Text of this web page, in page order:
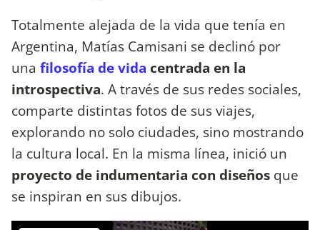
Totalmente alejada de la vida que tenía en
Argentina, Matías Camisani se declinó por
una filosofía de vida centrada en la
introspectiva. A través de sus redes sociales,
comparte distintas fotos de sus viajes,
explorando no solo ciudades, sino mostrando
la cultura local. En la misma línea, inició un
proyecto de indumentaria con diseños que
se inspiran en sus dibujos.